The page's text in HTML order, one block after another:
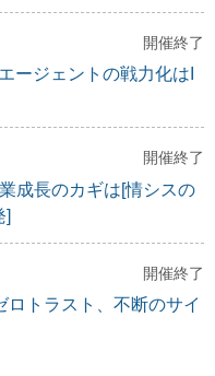
開催終了
ージェントの戦力化はI
開催終了
成長のカギは[情シスの
]
開催終了
ロトラスト、不断のサイ